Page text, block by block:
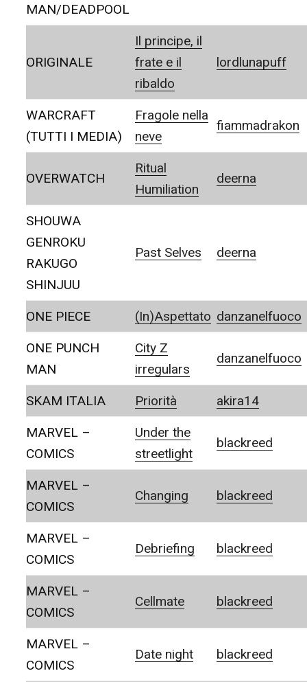
MAN/DEADPOOL
ORIGINALE
Il principe, il
frate e il
ribaldo
lordlunapuff
WARCRAFT
(TUTTI I MEDIA)
Fragole nella
neve
fiammadrakon
OVERWATCH
Ritual
Humiliation
deerna
SHOUWA
GENROKU
RAKUGO
SHINJUU
Past Selves deerna
ONE PIECE (In)Aspettato danzanelfuoco
ONE PUNCH
MAN
City Z
irregulars
danzanelfuoco
SKAM ITALIA Priorità
akira14
MARVEL –
COMICS
Under the
streetlight
blackreed
MARVEL –
COMICS
Changing blackreed
MARVEL –
COMICS
Debriefing blackreed
MARVEL –
COMICS
Cellmate blackreed
MARVEL –
COMICS
Date night blackreed